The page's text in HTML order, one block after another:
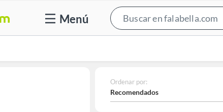
Menú
Ordenar por:
Recomendados